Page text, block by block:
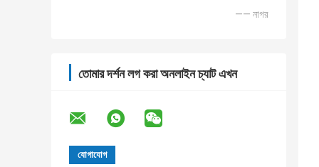
—— নাগর
তোমার দর্শন লগ করা অনলাইন চ্যাট এখন